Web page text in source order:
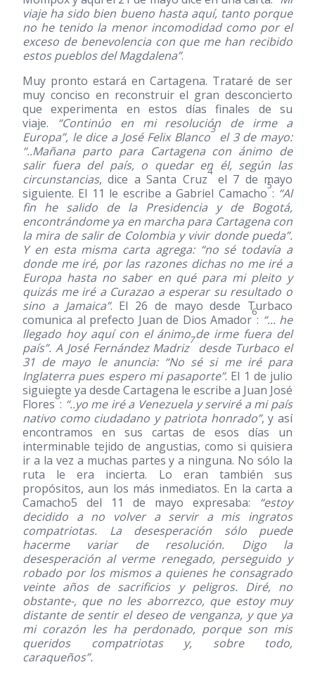
viaje ha sido bien bueno hasta aquí, tanto porque
no he tenido la menor incomodidad como por el
exceso de benevolencia con que me han recibido
estos pueblos del Magdalena”.
Muy pronto estará en Cartagena. Trataré de ser
muy conciso en reconstruir el gran desconcierto
que experimenta en estos días finales de su
viaje. “Continúo en mi resolución de irme a
Europa”, le dice a José Felix Blanco
3
el 3 de mayo:
“..Mañana parto para Cartagena con ánimo de
salir fuera del país, o quedar en él, según las
circunstancias, dice a Santa Cruz
4
el 7 de mayo
siguiente. El 11 le escribe a Gabriel Camacho
5
: “Al
fin he salido de la Presidencia y de Bogotá,
encontrándome ya en marcha para Cartagena con
la mira de salir de Colombia y vivir donde pueda”.
Y en esta misma carta agrega: “no sé todavía a
donde me iré, por las razones dichas no me iré a
Europa hasta no saber en qué para mi pleito y
quizás me iré a Curazao a esperar su resultado o
sino a Jamaica”. El 26 de mayo desde Turbaco
comunica al prefecto Juan de Dios Amador
6
: “... he
llegado hoy aquí con el ánimo de irme fuera del
país”. A José Fernández Madriz
7
desde Turbaco el
31 de mayo le anuncia: “No sé si me iré para
Inglaterra pues espero mi pasaporte”. El 1 de julio
siguiente ya desde Cartagena le escribe a Juan José
Flores
8
: “..yo me iré a Venezuela y serviré a mi país
nativo como ciudadano y patriota honrado”, y así
encontramos en sus cartas de esos días un
interminable tejido de angustias, como si quisiera
ir a la vez a muchas partes y a ninguna. No sólo la
ruta le era incierta. Lo eran también sus
propósitos, aun los más inmediatos. En la carta a
Camacho5 del 11 de mayo expresaba: “estoy
decidido a no volver a servir a mis ingratos
compatriotas. La desesperación sólo puede
hacerme variar de resolución. Digo la
desesperación al verme renegado, perseguido y
robado por los mismos a quienes he consagrado
veinte años de sacrificios y peligros. Diré, no
obstante-, que no les aborrezco, que estoy muy
distante de sentir el deseo de venganza, y que ya
mi corazón les ha perdonado, porque son mis
queridos compatriotas y, sobre todo,
caraqueños”.